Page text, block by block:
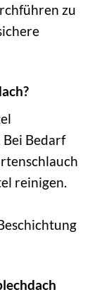
zu
Bedarf
reinigen.